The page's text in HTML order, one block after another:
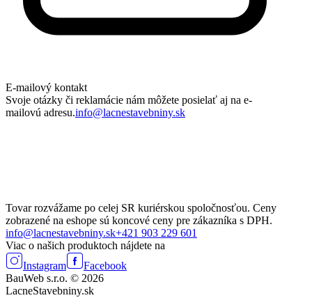
E-mailový kontakt
Svoje otázky či reklamácie nám môžete posielať aj na e-
mailovú adresu.info@lacnestavebniny.sk
Tovar rozvážame po celej SR kuriérskou spoločnosťou. Ceny
zobrazené na eshope sú koncové ceny pre zákazníka s DPH.
info@lacnestavebniny.sk+421 903 229 601
Viac o našich produktoch nájdete na
Instagram
Facebook
BauWeb s.r.o. © 2026
LacneStavebniny.sk